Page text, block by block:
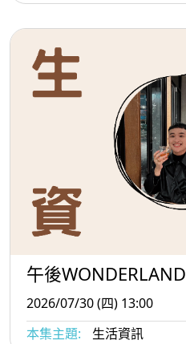
午後WONDERLAND
2026/07/30 (四) 13:00
本集主題:
生活資訊